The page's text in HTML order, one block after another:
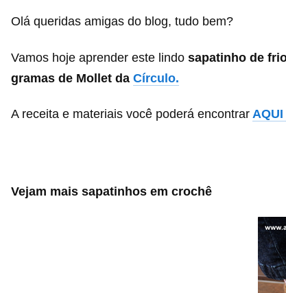
Olá queridas amigas do blog, tudo bem?
Vamos hoje aprender este lindo sapatinho de
gramas de Mollet da Círculo.
A receita e materiais você poderá encontrar AQUI
Vejam mais sapatinhos em crochê